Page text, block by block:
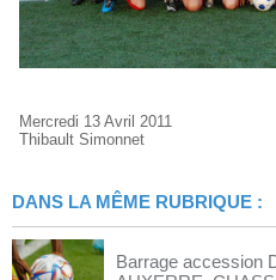
Mercredi 13 Avril 2011
Thibault Simonnet
DANS LA MÊME RUBRIQUE :
Barrage accession